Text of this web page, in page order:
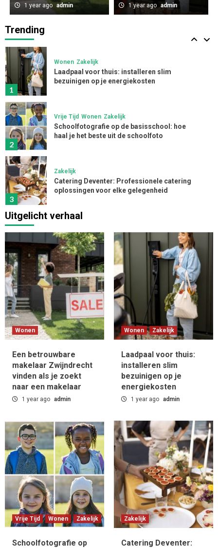
1 year ago admin 1 year ago admin
Trending
5
Zakelijk
Innovatieve Softwareoplossingen
1
Wonen Zakelijk
Laadpaal voor thuis: installeren slim
bezuinigen op je energiekosten
2
Vrije Tijd Wonen Zakelijk
Schoolfotografie op de basisschool: hoe
haal je het beste uit de schoolfoto
3
Zakelijk
Catering Deventer: Professionele catering
oplossingen voor elke gelegenheid
4
App ontwikkelen kosten: inzicht in de kosten
voor een app
5
Zakelijk
Innovatieve Softwareoplossingen
Transformeren Installatiebedrijven
1
Wonen Zakelijk
bezuinigen op je energiekosten
Vrije Tijd Zakelijk
Schoolfotografie op de basisschool: hoe
3
Zakelijk
Catering Deventer: Professionele catering
oplossingen voor elke gelegenheid
4
Zakelijk
App ontwikkelen kosten: inzicht in de kosten
voor een app
Uitgelicht verhaal
Wonen
Een betrouwbare
makelaar Zwijndrecht
vinden als je zoekt
naar een makelaar
1 year ago admin
Wonen Zakelijk
Laadpaal voor thuis:
installeren slim
bezuinigen op je
energiekosten
1 year ago admin
Vrije Tijd Wonen Zakelijk
Schoolfotografie op
Zakelijk
Catering Deventer: